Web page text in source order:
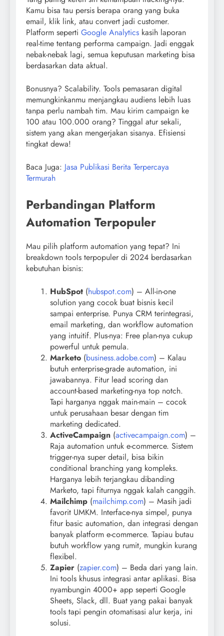
Kamu bisa tau persis berapa orang yang buka
email, klik link, atau convert jadi customer.
Platform seperti Google Analytics kasih laporan
real-time tentang performa campaign. Jadi enggak
nebak-nebak lagi, semua keputusan marketing bisa
berdasarkan data aktual.
Bonusnya? Scalability. Tools pemasaran digital
memungkinkanmu menjangkau audiens lebih luas
tanpa perlu nambah tim. Mau kirim campaign ke
100 atau 100.000 orang? Tinggal atur sekali,
sistem yang akan mengerjakan sisanya. Efisiensi
tingkat dewa!
Baca Juga: Jasa Publikasi Berita Terpercaya
Termurah
Perbandingan Platform
Automation Terpopuler
Mau pilih platform automation yang tepat? Ini
breakdown tools terpopuler di 2024 berdasarkan
kebutuhan bisnis:
HubSpot (hubspot.com) – All-in-one
solution yang cocok buat bisnis kecil
sampai enterprise. Punya CRM terintegrasi,
email marketing, dan workflow automation
yang intuitif. Plus-nya: Free plan-nya cukup
powerful untuk pemula.
Marketo (business.adobe.com) – Kalau
butuh enterprise-grade automation, ini
jawabannya. Fitur lead scoring dan
account-based marketing-nya top notch.
Tapi harganya nggak main-main – cocok
untuk perusahaan besar dengan tim
marketing dedicated.
ActiveCampaign (activecampaign.com) –
Raja automation untuk e-commerce. Sistem
trigger-nya super detail, bisa bikin
conditional branching yang kompleks.
Harganya lebih terjangkau dibanding
Marketo, tapi fiturnya nggak kalah canggih.
Mailchimp (mailchimp.com) – Masih jadi
favorit UMKM. Interface-nya simpel, punya
fitur basic automation, dan integrasi dengan
banyak platform e-commerce. Tapiau butau
butuh workflow yang rumit, mungkin kurang
flexibel.
Zapier (zapier.com) – Beda dari yang lain.
Ini tools khusus integrasi antar aplikasi. Bisa
nyambungin 4000+ app seperti Google
Sheets, Slack, dll. Buat yang pakai banyak
tools tapi pengin otomatisasi alur kerja, ini
solusi.